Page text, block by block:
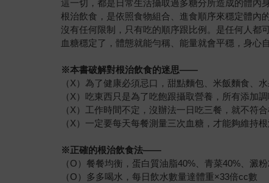
這一切，都是日常生活攝取過多糖分所造成的體內身
根治飲食，是依照食物組合、進食順序來穩定體內
沒有任何限制，只有吃的順序跟比例。是任何人都
血糖穩定了，體態就能勻稱、能量就會平穩，身心
※本書破解對根治飲食的迷思——
（X）為了健康必須忌口，甜點麵包、米飯麵食、
（X）吃東西只是為了吃飽跟攝取營養，所有添加
（X）工作時間不定，沒辦法一日吃三餐，就不符
（X）一定要每天每餐測量三次血糖，才能夠維持
※正確的根治飲食法——
（O）餐餐均衡，蛋白質油脂40%、青菜40%、澱
（O）多多喝水，每日飲水數量達體重×33倍cc數